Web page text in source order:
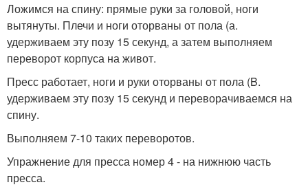
Ложимся на спину: прямые руки за головой, ноги
вытянуты. Плечи и ноги оторваны от пола (а.
удерживаем эту позу 15 секунд, а затем выполняем
переворот корпуса на живот.
Пресс работает, ноги и руки оторваны от пола (B.
удерживаем эту позу 15 секунд и переворачиваемся на
спину.
Выполняем 7-10 таких переворотов.
Упражнение для пресса номер 4 - на нижнюю часть
пресса.